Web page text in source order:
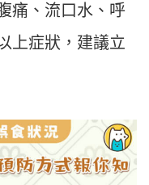
痛、流口水、呼
上症狀，建議立